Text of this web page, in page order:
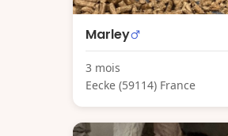
Marley
3 mois
Eecke (59114) France